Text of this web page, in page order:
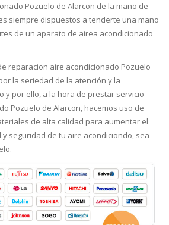
Pozuelo de Alarcon de la mano de
siempre dispuestos a tenderte una mano
de un aparato de airea acondicionado
reparacion aire acondicionado Pozuelo
la seriedad de la atención y la
y por ello, a la hora de prestar servicio
Pozuelo de Alarcon, hacemos uso de
de alta calidad para aumentar el
seguridad de tu aire acondiciondo, sea